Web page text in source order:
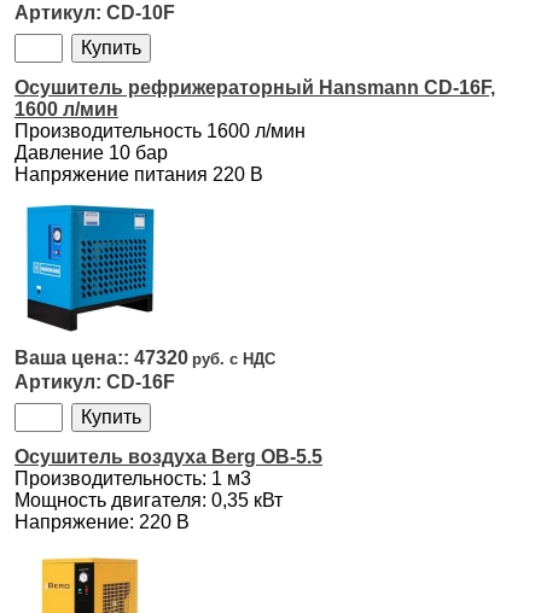
CD-10F
Осушитель рефрижераторный Hansmann CD-16F,
1600 л/мин
Производительность 1600 л/мин
Давление 10 бар
Напряжение питания 220 В
47320
CD-16F
Осушитель воздуха Berg OB-5.5
Производительность: 1 м3
Мощность двигателя: 0,35 кВт
Напряжение: 220 В